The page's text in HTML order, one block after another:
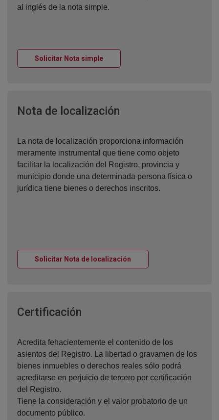
al inglés de la nota simple.
Solicitar Nota simpleVentana nueva
Nota de localización
La nota de localización proporciona información
meramente instrumental que tiene como objeto
facilitar la localización del Registro, provincia y
municipio donde una determinada persona física o
jurídica tiene bienes o derechos inscritos.
Solicitar Nota de localización
Certificación
Acredita fehacientemente el contenido de los
asientos del Registro. La libertad o gravamen de los
bienes inmuebles o derechos reales sólo podrá
acreditarse en perjuicio de tercero por certificación
del Registro.
Tiene la consideración y el valor probatorio de un
documento público.